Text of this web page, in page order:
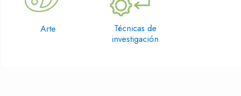
Arte
Técnicas de
investigación